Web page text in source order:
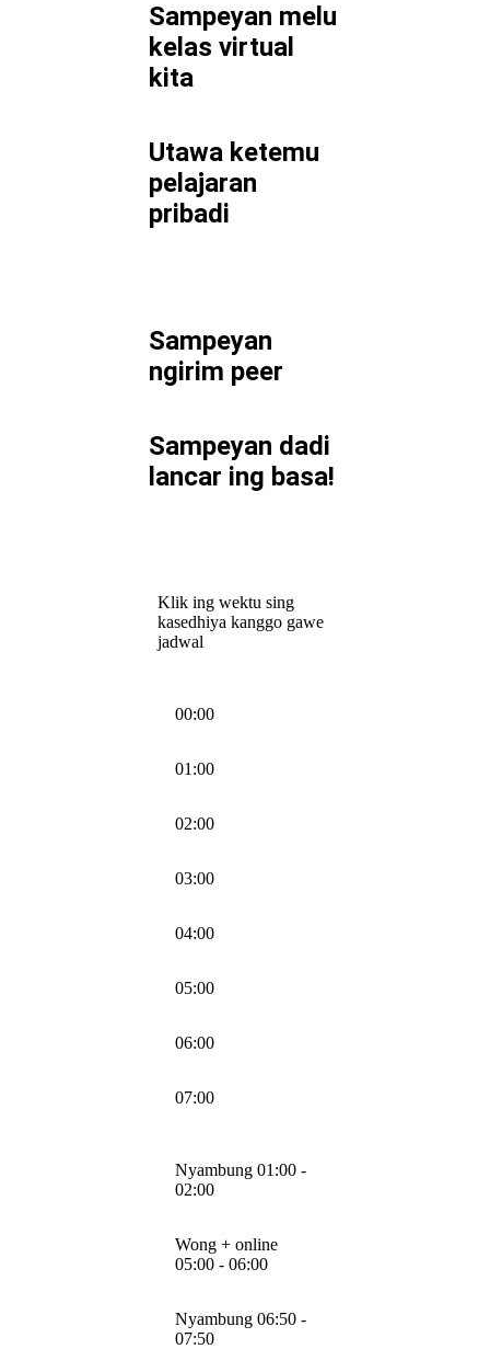
Sampeyan melu
kelas virtual
kita
Utawa ketemu
pelajaran
pribadi
Sampeyan
ngirim peer
Sampeyan dadi
lancar ing basa!
Klik ing wektu sing
kasedhiya kanggo gawe
jadwal
00:00
01:00
02:00
03:00
04:00
05:00
06:00
07:00
Nyambung 01:00 -
02:00
Wong + online
05:00 - 06:00
Nyambung 06:50 -
07:50